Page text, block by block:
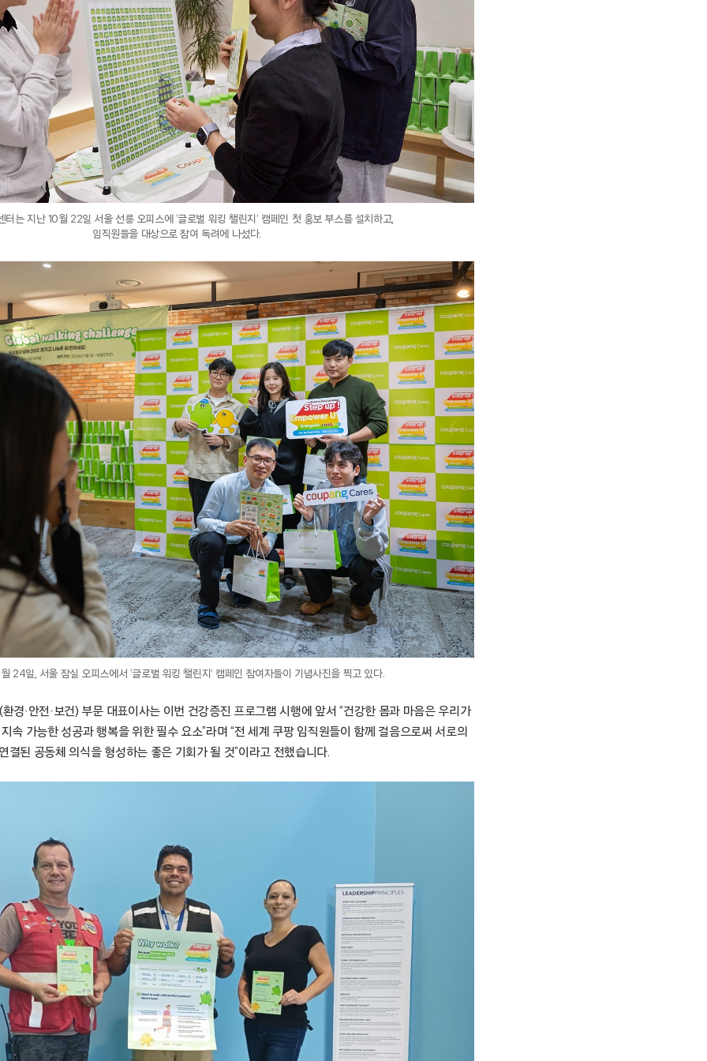
터는 지난 10월 22일 서울 선릉 오피스에 ‘글로벌 워킹 챌린지’ 캠페인 첫 홍보 부스를 설치하고,
임직원들을 대상으로 참여 독려에 나섰다.
24일, 서울 잠실 오피스에서 ‘글로벌 워킹 챌린지’ 캠페인 참여자들이 기념사진을 찍고 있다.
경·안전·보건) 부문 대표이사는 이번 건강증진 프로그램 시행에 앞서 “건강한 몸과 마음은 우리가
속 가능한 성공과 행복을 위한 필수 요소”라며 “전 세계 쿠팡 임직원들이 함께 걸음으로써 서로의
결된 공동체 의식을 형성하는 좋은 기회가 될 것”이라고 전했습니다.